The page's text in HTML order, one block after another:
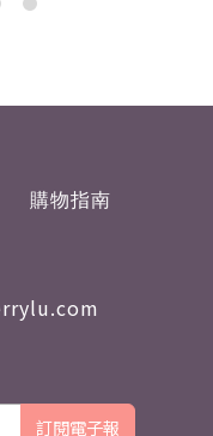
購物指南
訂閱電子報